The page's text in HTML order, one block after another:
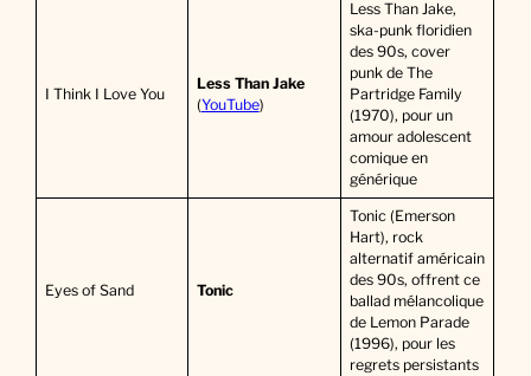
I Think I Love You
Less Than Jake
(YouTube)
Less Than Jake,
ska-punk floridien
des 90s, cover
punk de The
Partridge Family
(1970), pour un
amour adolescent
comique en
générique
Eyes of Sand Tonic
Tonic (Emerson
Hart), rock
alternatif américain
des 90s, offrent ce
ballad mélancolique
de Lemon Parade
(1996), pour les
regrets persistants